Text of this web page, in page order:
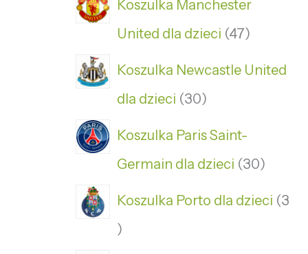
Koszulka Manchester
United dla dzieci 47
Koszulka Newcastle United
dla dzieci 30
Koszulka Paris Saint-
Germain dla dzieci 30
Koszulka Porto dla dzieci 3